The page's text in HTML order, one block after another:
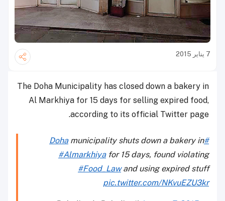
7 يناير 2015
The Doha Municipality has closed down a bakery in
Al Markhiya for 15 days for selling expired food,
according to its official Twitter page.
#Doha
municipality shuts down a bakery in
#Almarkhiyafor 15 days, found violating
#Food_Lawand using expired stuff
pic.twitter.com/NKvuEZU3kr